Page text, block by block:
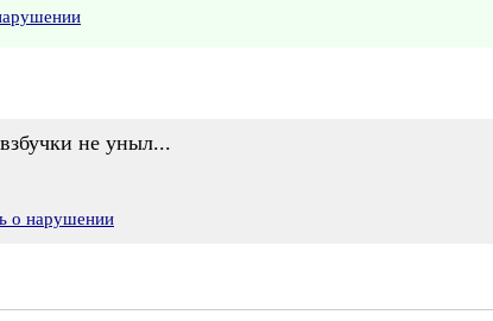
не уныл...
о нарушении